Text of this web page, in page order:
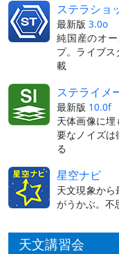
ステラショ
最新版 3.0o
純国産のオ
プ。ライブ
載
ステライメ
最新版 10.0f
天体画像に
要なノイズは
る
星空ナビ
天文現象か
がうかぶ。不
天文講習会